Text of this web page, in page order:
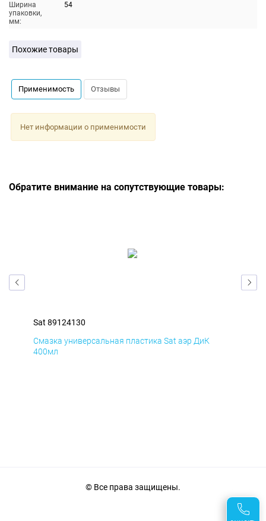
Ширина
упаковки,
мм:
54
Похожие товары
Применимость Отзывы
Нет информации о применимости
Обратите внимание на сопутствующие товары:
Sat 89124130
Смазка универсальная пластика Sat аэр ДиК
400мл
© Все права защищены.